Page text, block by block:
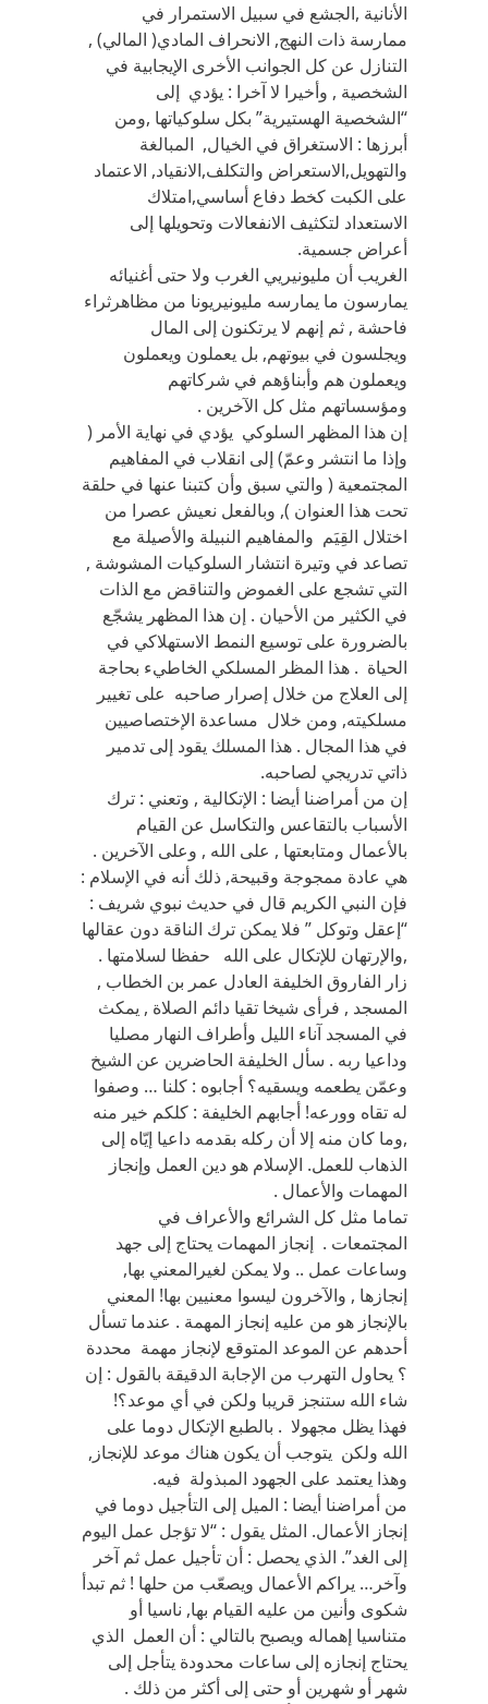
الأنانية ,الجشع في سبيل الاستمرار في
ممارسة ذات النهج, الانحراف المادي( المالي) ,
التنازل عن كل الجوانب الأخرى الإيجابية في
الشخصية , وأخيرا لا آخرا : يؤدي إلى
“الشخصية الهستيرية” بكل سلوكياتها ,ومن
أبرزها : الاستغراق في الخيال, المبالغة
والتهويل,الاستعراض والتكلف,الانقياد, الاعتماد
على الكبت كخط دفاع أساسي,امتلاك
الاستعداد لتكثيف الانفعالات وتحويلها إلى
أعراض جسمية.
الغريب أن مليونيريي الغرب ولا حتى أغنيائه
يمارسون ما يمارسه مليونيريونا من مظاهرثراء
فاحشة , ثم إنهم لا يرتكنون إلى المال
ويجلسون في بيوتهم, بل يعملون ويعملون
ويعملون هم وأبناؤهم في شركاتهم
ومؤسساتهم مثل كل الآخرين .
إن هذا المظهر السلوكي يؤدي في نهاية الأمر (
وإذا ما انتشر وعمّ) إلى انقلاب في المفاهيم
المجتمعية ( والتي سبق وأن كتبنا عنها في حلقة
تحت هذا العنوان ), وبالفعل نعيش عصرا من
اختلال القِيَم والمفاهيم النبيلة والأصيلة مع
تصاعد في وتيرة انتشار السلوكيات المشوشة ,
التي تشجع على الغموض والتناقض مع الذات
في الكثير من الأحيان . إن هذا المظهر يشجّع
بالضرورة على توسيع النمط الاستهلاكي في
الحياة . هذا المظر المسلكي الخاطيء بحاجة
إلى العلاج من خلال إصرار صاحبه على تغيير
مسلكيته, ومن خلال مساعدة الإختصاصيين
في هذا المجال . هذا المسلك يقود إلى تدمير
ذاتي تدريجي لصاحبه.
إن من أمراضنا أيضا : الإتكالية , وتعني : ترك
الأسباب بالتقاعس والتكاسل عن القيام
بالأعمال ومتابعتها , على الله , وعلى الآخرين .
هي عادة ممجوجة وقبيحة, ذلك أنه في الإسلام :
فإن النبي الكريم قال في حديث نبوي شريف :
“إعقل وتوكل ” فلا يمكن ترك الناقة دون عقالها
,والإرتهان للإتكال على الله حفظا لسلامتها .
زار الفاروق الخليفة العادل عمر بن الخطاب ,
المسجد , فرأى شيخا تقيا دائم الصلاة , يمكث
في المسجد آناء الليل وأطراف النهار مصليا
وداعيا ربه . سأل الخليفة الحاضرين عن الشيخ
وعمّن يطعمه ويسقيه؟ أجابوه : كلنا … وصفوا
له تقاه وورعه! أجابهم الخليفة : كلكم خير منه
,وما كان منه إلا أن ركله بقدمه داعيا إيّاه إلى
الذهاب للعمل. الإسلام هو دين العمل وإنجاز
المهمات والأعمال .
تماما مثل كل الشرائع والأعراف في
المجتمعات . إنجاز المهمات يحتاج إلى جهد
وساعات عمل .. ولا يمكن لغيرالمعني بها,
إنجازها , والآخرون ليسوا معنيين بها! المعني
بالإنجاز هو من عليه إنجاز المهمة . عندما تسأل
أحدهم عن الموعد المتوقع لإنجاز مهمة محددة
؟ يحاول التهرب من الإجابة الدقيقة بالقول : إن
شاء الله ستنجز قريبا ولكن في أي موعد؟!
فهذا يظل مجهولا . بالطبع الإتكال دوما على
الله ولكن يتوجب أن يكون هناك موعد للإنجاز,
وهذا يعتمد على الجهود المبذولة فيه.
من أمراضنا أيضا : الميل إلى التأجيل دوما في
إنجاز الأعمال. المثل يقول : “لا تؤجل عمل اليوم
إلى الغد”. الذي يحصل : أن تأجيل عمل ثم آخر
وآخر… يراكم الأعمال ويصعّب من حلها ! ثم تبدأ
شكوى وأنين من عليه القيام بها, ناسيا أو
متناسيا إهماله ويصبح بالتالي : أن العمل الذي
يحتاج إنجازه إلى ساعات محدودة يتأجل إلى
شهر أو شهرين أو حتى إلى أكثر من ذلك .